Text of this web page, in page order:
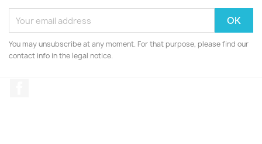
You may unsubscribe at any moment. For that purpose, please find our
contact info in the legal notice.